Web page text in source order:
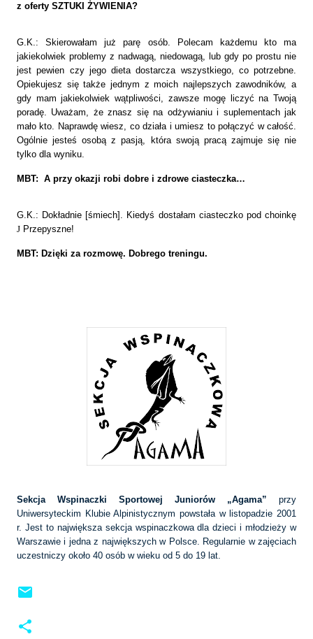
z oferty SZTUKI ŻYWIENIA?
G.K.: Skierowałam już parę osób. Polecam każdemu kto ma
jakiekolwiek problemy z nadwagą, niedowagą, lub gdy po prostu nie
jest pewien czy jego dieta dostarcza wszystkiego, co potrzebne.
Opiekujesz się także jednym z moich najlepszych zawodników, a
gdy mam jakiekolwiek wątpliwości, zawsze mogę liczyć na Twoją
poradę. Uważam, że znasz się na odżywianiu i suplementach jak
mało kto. Naprawdę wiesz, co działa i umiesz to połączyć w całość.
Ogólnie jesteś osobą z pasją, która swoją pracą zajmuje się nie
tylko dla wyniku.
MBT: A przy okazji robi dobre i zdrowe ciasteczka…
G.K.: Dokładnie [śmiech]. Kiedyś dostałam ciasteczko pod choinkę
J Przepyszne!
MBT: Dzięki za rozmowę. Dobrego treningu.
Sekcja Wspinaczki Sportowej Juniorów „Agama”
przy
Uniwersyteckim Klubie Alpinistycznym powstała w listopadzie 2001
r. Jest to największa sekcja wspinaczkowa dla dzieci i młodzieży w
Warszawie i jedna z największych w Polsce. Regularnie w zajęciach
uczestniczy około 40 osób w wieku od 5 do 19 lat.